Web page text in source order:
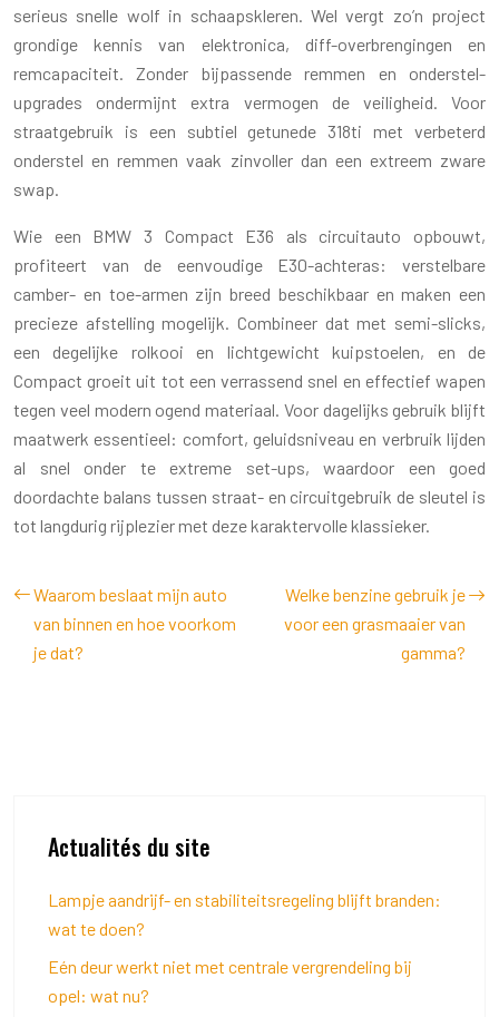
serieus snelle wolf in schaapskleren. Wel vergt zo’n project
grondige kennis van elektronica, diff-overbrengingen en
remcapaciteit. Zonder bijpassende remmen en onderstel-
upgrades ondermijnt extra vermogen de veiligheid. Voor
straatgebruik is een subtiel getunede 318ti met verbeterd
onderstel en remmen vaak zinvoller dan een extreem zware
swap.
Wie een BMW 3 Compact E36 als circuitauto opbouwt,
profiteert van de eenvoudige E30-achteras: verstelbare
camber- en toe-armen zijn breed beschikbaar en maken een
precieze afstelling mogelijk. Combineer dat met semi-slicks,
een degelijke rolkooi en lichtgewicht kuipstoelen, en de
Compact groeit uit tot een verrassend snel en effectief wapen
tegen veel modern ogend materiaal. Voor dagelijks gebruik blijft
maatwerk essentieel: comfort, geluidsniveau en verbruik lijden
al snel onder te extreme set-ups, waardoor een goed
doordachte balans tussen straat- en circuitgebruik de sleutel is
tot langdurig rijplezier met deze karaktervolle klassieker.
Waarom beslaat mijn auto
van binnen en hoe voorkom
je dat?
Welke benzine gebruik je
voor een grasmaaier van
gamma?
Actualités du site
Lampje aandrijf- en stabiliteitsregeling blijft branden:
wat te doen?
Eén deur werkt niet met centrale vergrendeling bij
opel: wat nu?